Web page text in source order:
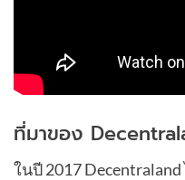
ที่มาของ
ในปี 2017